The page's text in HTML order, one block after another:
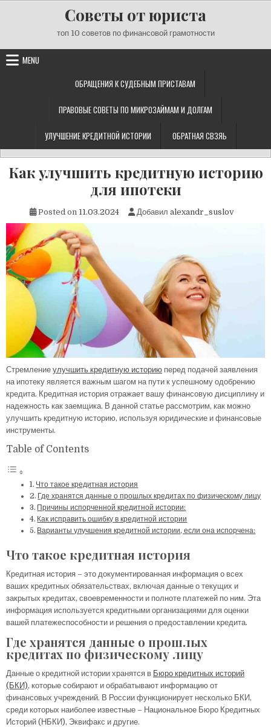
Советы от юриста
топ 10 советов по финансовой грамотности
MENU
ОБРАЩЕНИЯ К СУДЕБНЫМ ПРИСТАВАМ
ПРАВОВЫЕ СОВЕТЫ ПО МИКРОЗАЙМАМ И ДОЛГАМ
УЛУЧШЕНИЕ КРЕДИТНОЙ ИСТОРИИ ОБРАТНАЯ СВЗЯЬ
Как улучшить кредитную историю
для ипотеки
Posted on 11.03.2024 Добавил alexandr_suslov
Стремление улучшить кредитную историю перед подачей заявления
на ипотеку является важным шагом на пути к успешному одобрению
кредита. Кредитная история отражает вашу финансовую дисциплину и
надежность как заемщика. В данной статье рассмотрим, как можно
улучшить кредитную историю, используя юридические и финансовые
инструменты.
Table of Contents
Что такое кредитная история
Где хранятся данные о прошлых кредитах по физическому лицу
Причины испорченной кредитной истории:
Как исправить ошибку в кредитной истории
Варианты улучшения кредитной истории, если она испорчена:
Что такое кредитная история
Кредитная история – это документированная информация о всех
ваших кредитных обязательствах, включая данные о текущих и
закрытых кредитах, своевременности и полноте платежей по ним. Эта
информация используется кредитными организациями для оценки
вашей платежеспособности и решения о предоставлении кредита.
Где хранятся данные о прошлых
кредитах по физическому лицу
Данные о кредитной истории хранятся в Бюро кредитных историй
(БКИ), которые собирают и обрабатывают информацию от
финансовых учреждений. В России функционирует несколько БКИ,
среди которых наиболее известные – Национальное Бюро Кредитных
Историй (НБКИ), Эквифакс и другие.